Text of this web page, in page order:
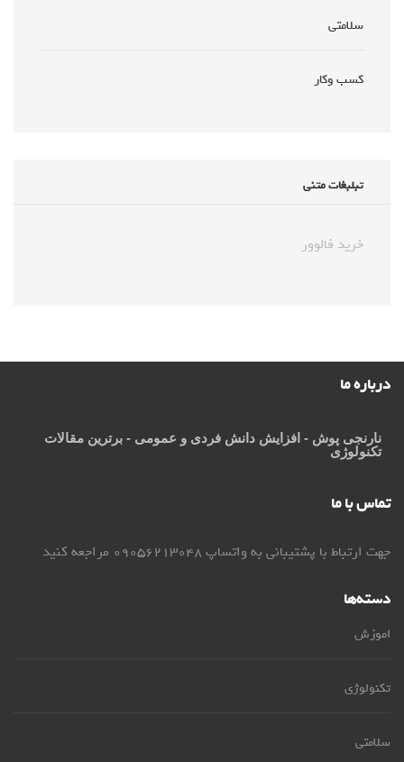
سلامتی
کسب وکار
تبلبغات متنی
خرید فالوور
درباره ما
نارنجی پوش - افزایش دانش فردی و عمومی - برترین مقالات
تکنولوژی
تماس با ما
جهت ارتباط با پشتیبانی به واتساپ 09056213048 مراجعه کنید
دسته‌ها
اموزش
تکنولوژی
سلامتی